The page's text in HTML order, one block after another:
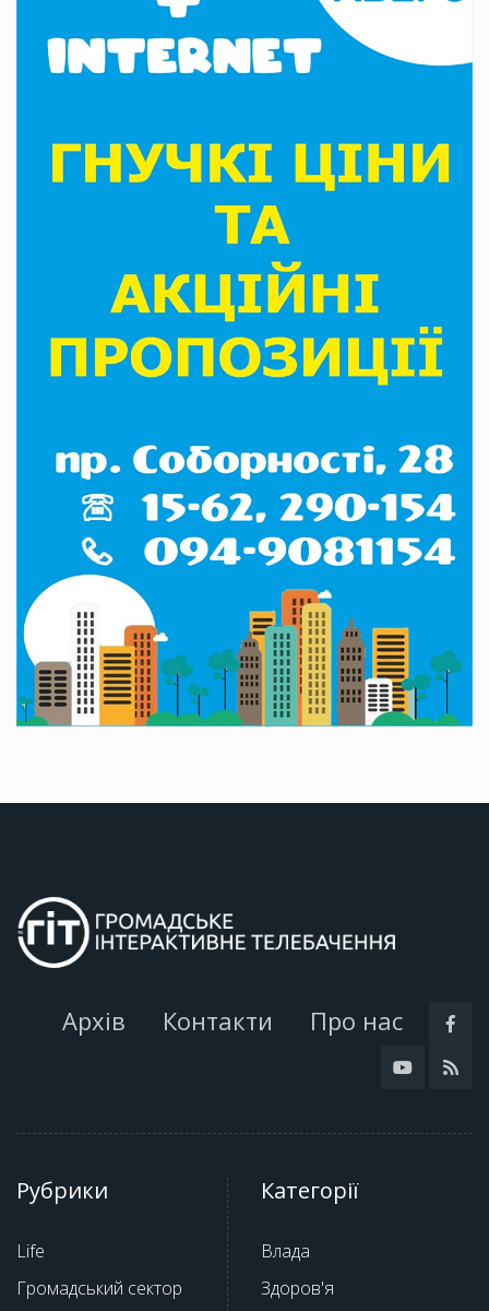
Архів Контакти Про нас
Рубрики
Life
Громадський сектор
Категорії
Влада
Здоров'я